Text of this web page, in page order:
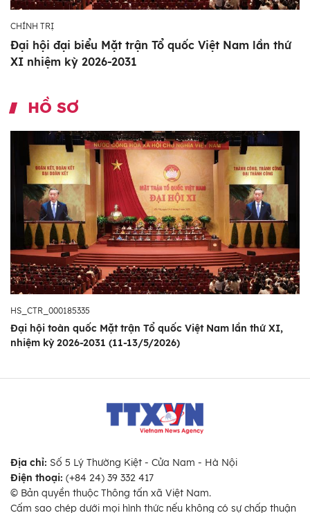
CHÍNH TRỊ
Đại hội đại biểu Mặt trận Tổ quốc Việt Nam lần thứ
XI nhiệm kỳ 2026-2031
HỒ SƠ
HS_CTR_000185335
Đại hội toàn quốc Mặt trận Tổ quốc Việt Nam lần thứ XI,
nhiệm kỳ 2026-2031 (11-13/5/2026)
Địa chỉ: Số 5 Lý Thường Kiệt - Cửa Nam - Hà Nội
Điện thoại: (+84 24) 39 332 417
© Bản quyền thuộc Thông tấn xã Việt Nam.
Cấm sao chép dưới mọi hình thức nếu không có sự chấp thuận